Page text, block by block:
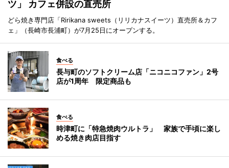
ツ」 カフェ併設の直売所
どら焼き専門店「Ririkana sweets（リリカナスイーツ）直売所＆カフ
ェ」（長崎市長浦町）が7月25日にオープンする。
食べる
長与町のソフトクリーム店「ニコニコファン」2号
店が1周年 限定商品も
食べる
時津町に「特急焼肉ウルトラ」 家族で手頃に楽し
める焼き肉店目指す